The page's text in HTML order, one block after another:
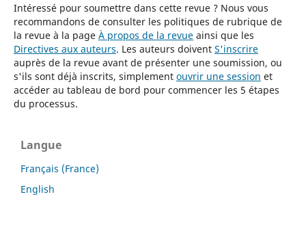
Intéressé pour soumettre dans cette revue ? Nous vous
recommandons de consulter les politiques de rubrique de
la revue à la page À propos de la revueainsi que les
Directives aux auteurs. Les auteurs doivent S'inscrire
auprès de la revue avant de présenter une soumission, ou
s'ils sont déjà inscrits, simplement ouvrir une session et
accéder au tableau de bord pour commencer les 5 étapes
du processus.
Langue
Français (France)
English